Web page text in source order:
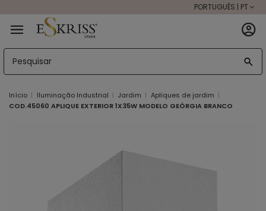
PORTUGUÊS | PT
Início Iluminação Industrial Jardim
Apliques de jardim
COD.45060 APLIQUE EXTERIOR 1X35W MODELO GEÓRGIA BRANCO